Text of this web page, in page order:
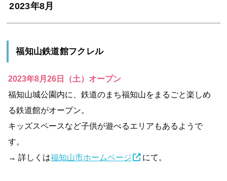
2023年8月
福知山鉄道館フクレル
2023年8月26日（土）オープン
福知山城公園内に、鉄道のまち福知山をまるごと楽しめ
る鉄道館がオープン。
キッズスペースなど子供が遊べるエリアもあるようで
す。
→ 詳しくは福知山市ホームページ にて。